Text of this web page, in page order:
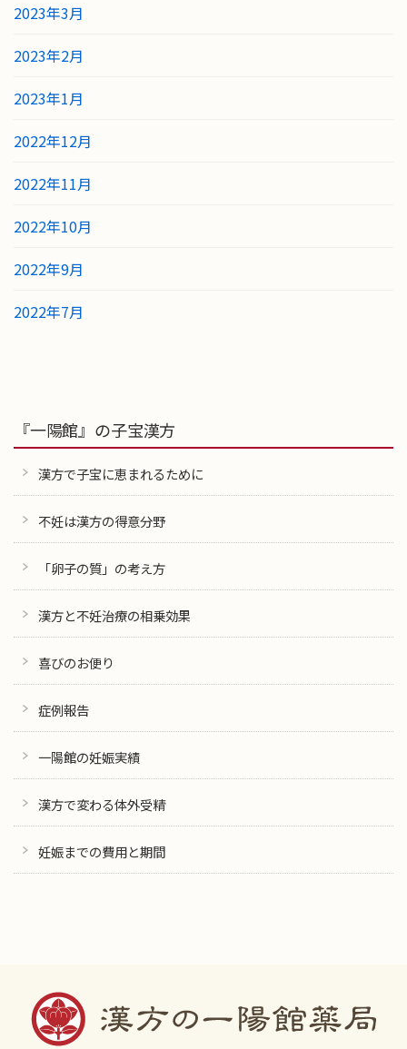
2023年3月
2023年2月
2023年1月
2022年12月
2022年11月
2022年10月
2022年9月
2022年7月
『一陽館』の子宝漢方
漢方で子宝に恵まれるために
不妊は漢方の得意分野
「卵子の質」の考え方
漢方と不妊治療の相乗効果
喜びのお便り
症例報告
一陽館の妊娠実績
漢方で変わる体外受精
妊娠までの費用と期間